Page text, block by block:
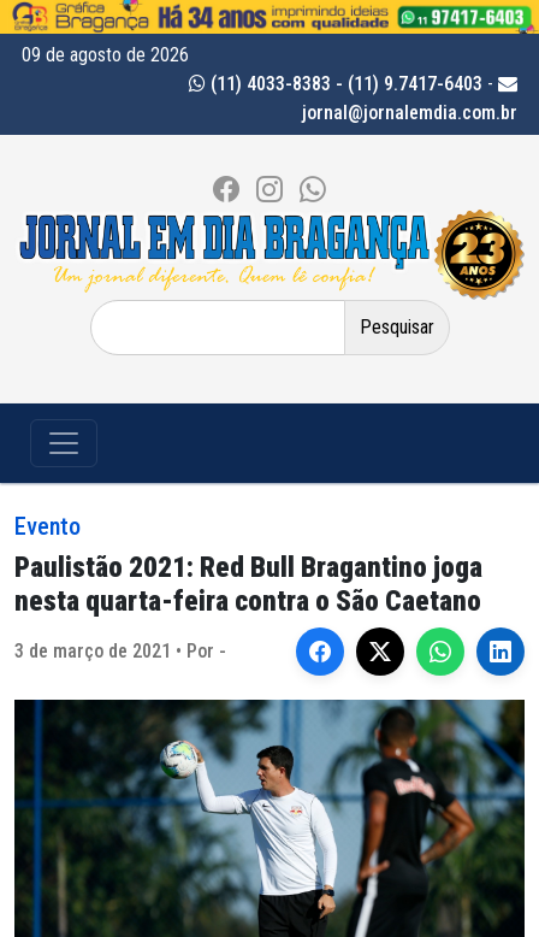
09 de agosto de 2026
(11) 4033-8383 - (11) 9.7417-6403 -
jornal@jornalemdia.com.br
Pesquisar
por:
Evento
Paulistão 2021: Red Bull Bragantino joga
nesta quarta-feira contra o São Caetano
3 de março de 2021 • Por -